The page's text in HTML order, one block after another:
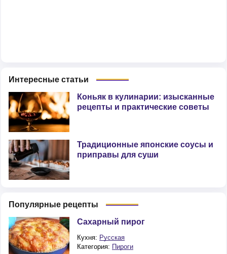
Интересные статьи
Коньяк в кулинарии: изысканные
рецепты и практические советы
Традиционные японские соусы и
приправы для суши
Популярные рецепты
Сахарный пирог
Кухня: Русская
Категория: Пироги